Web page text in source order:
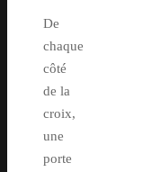
De
chaque
côté
de la
croix,
une
porte